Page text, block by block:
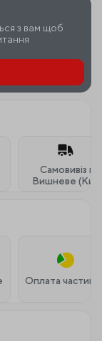
з вам щоб
Самовивіз м.
Вишневе
Оплата